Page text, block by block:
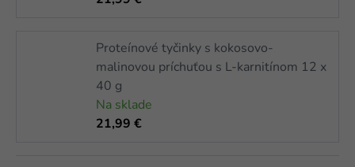
Proteínové tyčinky s kokosovo-
malinovou príchuťou s L-karnitínom 12 x
40 g
Na sklade
21,99 €